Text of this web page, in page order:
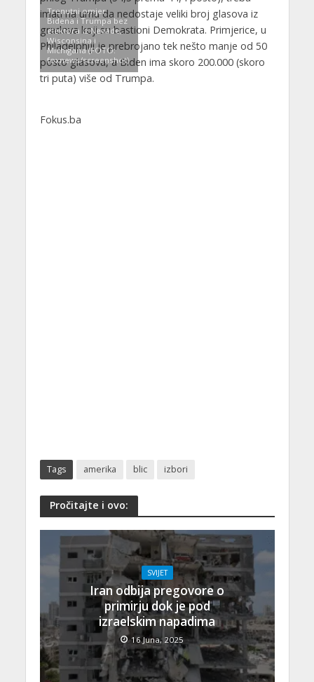
imati na umu da nedostaje veliki broj glasova iz
gradova koji su bastioni Demokrata. Primjerice, u
Philadelphiji je prebrojano tek nešto manje od 50
posto glasova, a Biden ima skoro 200.000 (skoro
tri puta) više od Trumpa.
Trenutni omjer
Bidena i Trumpa bez
elektora iz Nevade,
Wisconsina i
Michigana (FOTO:
foxnews/screenshot)
Fokus.ba
Tags amerika blic izbori
Pročitajte i ovo:
SVIJET
Iran odbija pregovore o
primirju dok je pod
izraelskim napadima
16 Juna, 2025